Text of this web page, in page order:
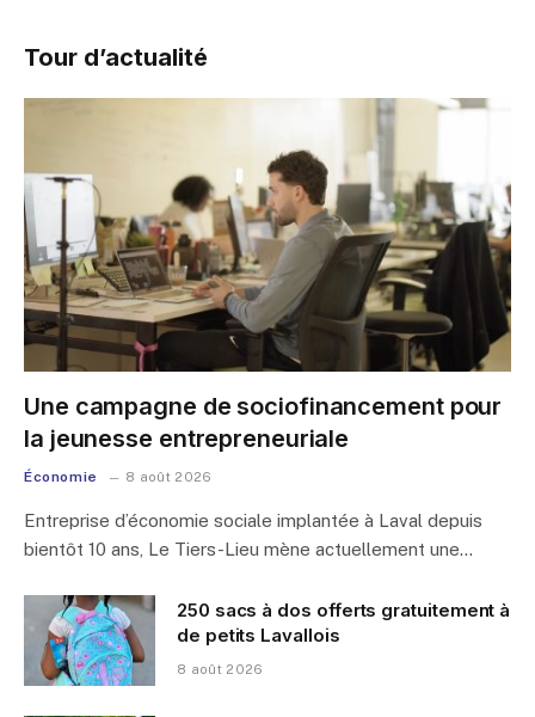
Tour d’actualité
Une campagne de sociofinancement pour
la jeunesse entrepreneuriale
Économie 8 août 2026
Entreprise d’économie sociale implantée à Laval depuis
bientôt 10 ans, Le Tiers-Lieu mène actuellement une…
250 sacs à dos offerts gratuitement à
de petits Lavallois
8 août 2026